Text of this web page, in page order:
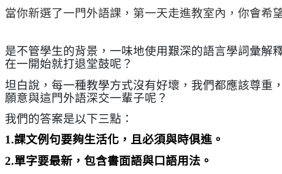
當你新選了一門外語課，第一天走進教室內，你會希
是不管學生的背景，一味地使用艱深的語言學詞彙解
在一開始就打退堂鼓呢？
坦白說，每一種教學方式沒有好壞，我們都應該尊重
願意與這門外語深交一輩子呢？
我們的答案是以下三點：
1.課文例句要夠生活化，且必須與時俱進。
2.單字要最新，包含書面語與口語用法。